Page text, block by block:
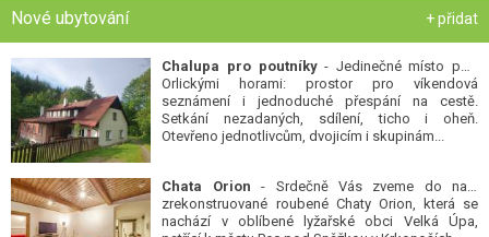
Nové ubytování + přidat
Chalupa pro poutníky- Jedinečné místo pod
Orlickými horami: prostor pro víkendová
seznámení i jednoduché přespání na cestě.
Setkání nezadaných, sdílení, ticho i oheň.
Otevřeno jednotlivcům, dvojicím i skupinám...
Chata Orion - Srdečně Vás zveme do naší
zrekonstruované roubené Chaty Orion, která se
nachází v oblíbené lyžařské obci Velká Úpa,